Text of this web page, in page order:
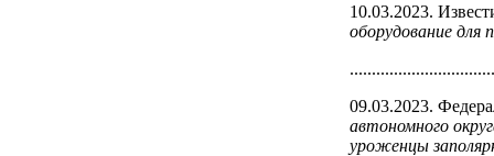
10.03.2023.
оборудование
09.03.2023.
автономного
уроженцы